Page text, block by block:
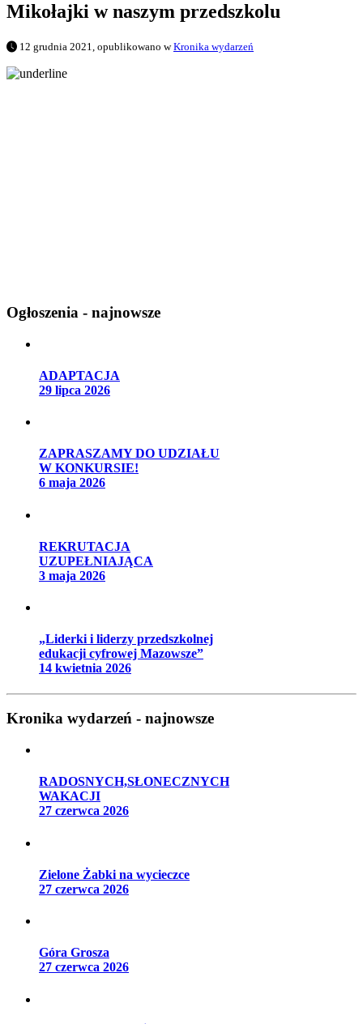
Mikołajki w naszym przedszkolu
12 grudnia 2021, opublikowano wKronika wydarzeń
Ogłoszenia - najnowsze
ADAPTACJA
29 lipca 2026
ZAPRASZAMY DO UDZIAŁU
W KONKURSIE!
6 maja 2026
REKRUTACJA
UZUPEŁNIAJĄCA
3 maja 2026
„Liderki i liderzy przedszkolnej
edukacji cyfrowej Mazowsze”
14 kwietnia 2026
Kronika wydarzeń - najnowsze
RADOSNYCH,SŁONECZNYCH
WAKACJI
27 czerwca 2026
Zielone Żabki na wycieczce
27 czerwca 2026
Góra Grosza
27 czerwca 2026